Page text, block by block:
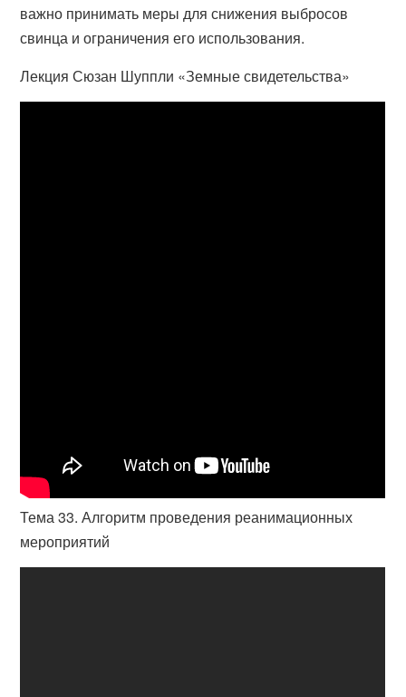
важно принимать меры для снижения выбросов
свинца и ограничения его использования.
Лекция Сюзан Шуппли «Земные свидетельства»
Тема 33. Алгоритм проведения реанимационных
мероприятий